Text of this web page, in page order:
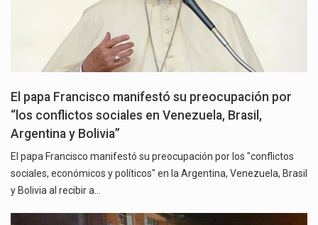
El papa Francisco manifestó su preocupación por
“los conflictos sociales en Venezuela, Brasil,
Argentina y Bolivia”
El papa Francisco manifestó su preocupación por los "conflictos
sociales, económicos y políticos" en la Argentina, Venezuela, Brasil
y Bolivia al recibir a…